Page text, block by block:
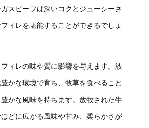
スビーフは深いコクとジューシーさ
ィレを堪能することができるでしょ
ィレの味や質に影響を与えます。放
かな環境で育ち、牧草を食べること
かな風味を持ちます。放牧された牛
どに広がる風味や甘み、柔らかさが